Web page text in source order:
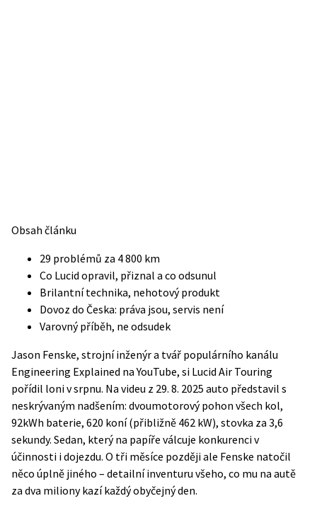
Obsah článku
29 problémů za 4 800 km
Co Lucid opravil, přiznal a co odsunul
Brilantní technika, nehotový produkt
Dovoz do Česka: práva jsou, servis není
Varovný příběh, ne odsudek
Jason Fenske, strojní inženýr a tvář populárního kanálu
Engineering Explained na YouTube, si Lucid Air Touring
pořídil loni v srpnu. Na videu z 29. 8. 2025 auto představil s
neskrývaným nadšením: dvoumotorový pohon všech kol,
92kWh baterie, 620 koní (přibližně 462 kW), stovka za 3,6
sekundy. Sedan, který na papíře válcuje konkurenci v
účinnosti i dojezdu. O tři měsíce později ale Fenske natočil
něco úplně jiného – detailní inventuru všeho, co mu na autě
za dva miliony kazí každý obyčejný den.